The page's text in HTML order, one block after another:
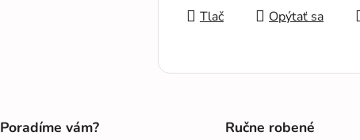
Tlač Opýtať sa
Poradíme vám? Ručne robené